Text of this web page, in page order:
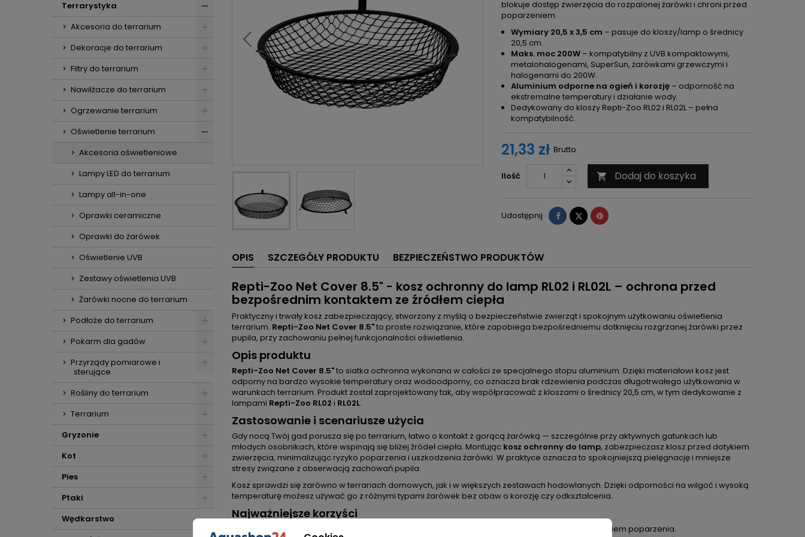
Terrarystyka
Akcesoria do terrarium
Dekoracje do terrarium
Filtry do terrarium
Nawilżacze do terrarium
Ogrzewanie terrarium
Oświetlenie terrarium
Akcesoria oświetleniowe
Lampy LED do terrarium
Lampy all-in-one
Oprawki ceramiczne
Oprawki do żarówek
Oświetlenie UVB
Zestawy oświetlenia UVB
Żarówki nocne do terrarium
Podłoże do terrarium
Pokarm dla gadów
Przyrządy pomiarowe i
sterujące
Rośliny do terrarium
Terrarium
Gryzonie
Kot
Pies
Ptaki
Wędkarstwo
blokuje dostęp zwierzęcia do rozpalonej żarówki i chroni przed
poparzeniem.
Wymiary 20,5 x 3,5 cm – pasuje do kloszy/lamp o średnicy
20,5 cm.
Maks. moc 200W – kompatybilny z UVB kompaktowymi,
metalohalogenami, SuperSun, żarówkami grzewczymi i
halogenami do 200W.
Aluminium odporne na ogień i korozję – odporność na
ekstremalne temperatury i działanie wody.
Dedykowany do kloszy Repti-Zoo RL02 i RL02L – pełna
kompatybilność.
21,33 zł Brutto
Ilość  Dodaj do koszyka
Udostępnij Udostępnij
TweetujPinterest
OPIS SZCZEGÓŁY PRODUKTU BEZPIECZEŃSTWO PRODUKTÓW
Repti-Zoo Net Cover 8.5" - kosz ochronny do lamp RL02 i RL02L – ochrona przed
bezpośrednim kontaktem ze źródłem ciepła
Praktyczny i trwały kosz zabezpieczający, stworzony z myślą o bezpieczeństwie zwierząt i spokojnym użytkowaniu oświetlenia
terrarium. Repti-Zoo Net Cover 8.5"to proste rozwiązanie, które zapobiega bezpośredniemu dotknięciu rozgrzanej żarówki przez
pupila, przy zachowaniu pełnej funkcjonalności oświetlenia.
Opis produktu
Repti-Zoo Net Cover 8.5"to siatka ochronna wykonana w całości ze specjalnego stopu aluminium. Dzięki materiałowi kosz jest
odporny na bardzo wysokie temperatury oraz wodoodporny, co oznacza brak rdzewienia podczas długotrwałego użytkowania w
warunkach terrarium. Produkt został zaprojektowany tak, aby współpracować z kloszami o średnicy 20,5 cm, w tym dedykowanie z
lampami Repti-Zoo RL02 i RL02L.
Zastosowanie i scenariusze użycia
Gdy nocą Twój gad porusza się po terrarium, łatwo o kontakt z gorącą żarówką — szczególnie przy aktywnych gatunkach lub
młodych osobnikach, które wspinają się bliżej źródeł ciepła. Montując kosz ochronny do lamp, zabezpieczasz klosz przed dotykiem
zwierzęcia, minimalizując ryzyko poparzenia i uszkodzenia żarówki. W praktyce oznacza to spokojniejszą pielęgnację i mniejsze
stresy związane z obserwacją zachowań pupila.
Kosz sprawdzi się zarówno w terrariach domowych, jak i w większych zestawach hodowlanych. Dzięki odporności na wilgoć i wysoką
temperaturę możesz używać go z różnymi typami żarówek bez obaw o korozję czy odkształcenia.
Najważniejsze korzyści
Bezpieczeństwo zwierzęcia
– chroni przed bezpośrednim kontaktem ze źródłem ciepła i ryzykiem poparzenia.